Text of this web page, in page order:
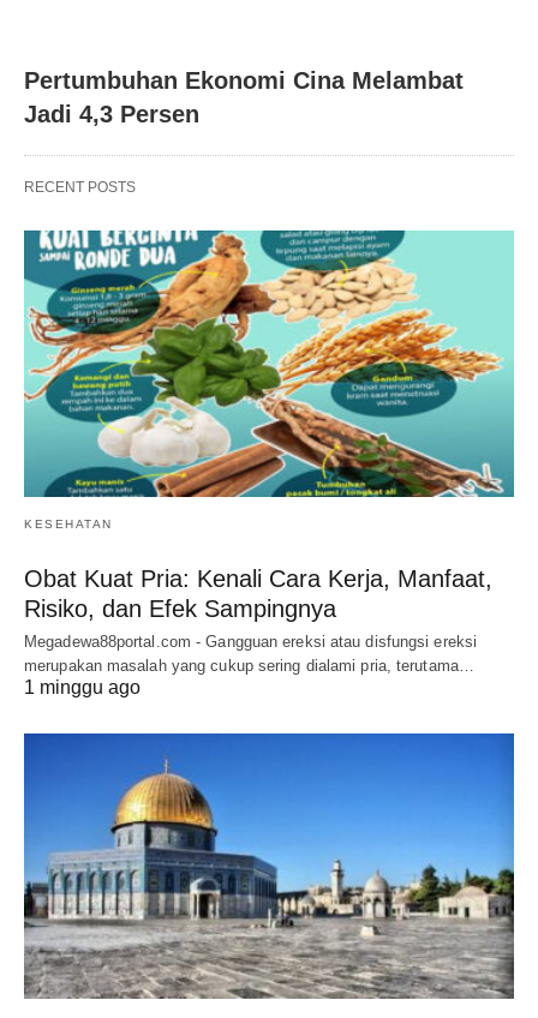
Pertumbuhan Ekonomi Cina Melambat
Jadi 4,3 Persen
RECENT POSTS
KESEHATAN
Obat Kuat Pria: Kenali Cara Kerja, Manfaat,
Risiko, dan Efek Sampingnya
Megadewa88portal.com - Gangguan ereksi atau disfungsi ereksi
merupakan masalah yang cukup sering dialami pria, terutama…
1 minggu ago